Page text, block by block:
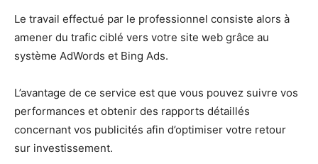
Le travail effectué par le professionnel consiste alors à
amener du trafic ciblé vers votre site web grâce au
système AdWords et Bing Ads.
L’avantage de ce service est que vous pouvez suivre vos
performances et obtenir des rapports détaillés
concernant vos publicités afin d’optimiser votre retour
sur investissement.